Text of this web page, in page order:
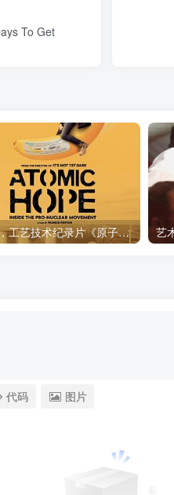
To Get
自然，工艺技术纪录片《原子能的希望 Atomic Hope – Inside the Pro-Nuclear Movement》下载
代码 图片